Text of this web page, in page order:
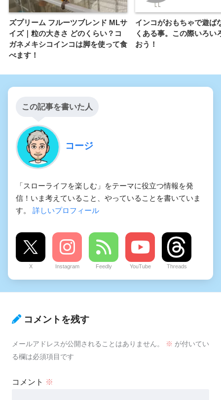
ズプリーム フルーツブレンド MLサ
イズ｜粒の大きさ どのくらい？コ
ガネメキシコインコは脚を使って食
べます！
インコがおもちゃで遊ば
くある事。この際いろい
おう！
この記事を書いた人
コージ
「スローライフを楽しむ」をテーマに役立つ情報を発
信！いま考えていること、やっていることを書いていま
す。 詳しいプロフィール
X Instagram Feedly YouTube Threads
コメントを残す
メールアドレスが公開されることはありません。 ※ が付いてい
る欄は必須項目です
コメント ※